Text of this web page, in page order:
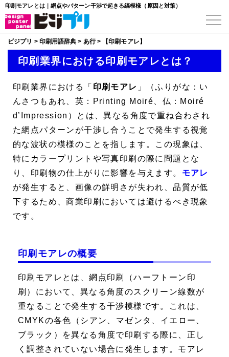
印刷モアレとは｜網点やパターン干渉で起きる縞模様（原因と対策）
ビジプリ > 印刷用語辞典 > あ行> 【印刷モアレ】
印刷業界における印刷モアレとは？
印刷業界における「 印刷モアレ 」（ふりがな：い
んさつもあれ、英：Printing Moiré、仏：Moiré
d’Impression）とは、異なる角度で重ね合わされ
た網点パターンが干渉し合うことで発生する視覚
的な波状の模様のことを指します。この現象は、
特にカラープリントや写真印刷の際に問題とな
り、印刷物の仕上がりに影響を与えます。 モアレ
が発生すると、画像の鮮明さが失われ、品質が低
下するため、商業印刷においては避けるべき現象
です。
印刷モアレの概要
印刷モアレとは、網点印刷（ハーフトーン印
刷）において、異なる角度のスクリーン線数が
重なることで発生する干渉模様です。これは、
CMYKの各色（シアン、マゼンタ、イエロー、
ブラック）を異なる角度で印刷する際に、正し
く調整されていない場合に発生します。モアレ